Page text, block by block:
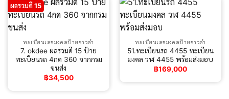
ผลรวมดี 15
ทะเบียนเลขมงคลป้ายขาวดำ
7. okdee ผลรวมดี 15 ป้าย
ทะเบียนรถ 4กด 360 จากกรม
ขนส่ง
฿34,500
ทะเบียนเลขมงคลป้ายขาวดำ
51.ทะเบียนรถ 4455 ทะเบียน
มงคล วฬ 4455 พร้อมส่งมอบ
฿169,000